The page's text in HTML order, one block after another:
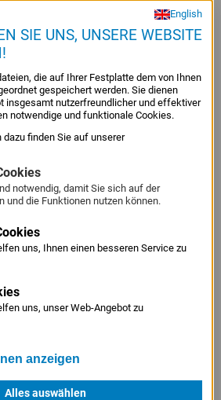
Nebenerwerbslandwirte. Geblieben
zu Beginn der 1960er-Jahre ein
dem Konkurrenten Mercedes-Benz,
in der Zahl der ausgelieferten
überflügelte. Die Maxime der
ist es seitdem, den
treffen und gleichzeitig in die
1991 wurde mit dem E1 ein
vorgestellt. Und mit dem ab 2013
dem spektakulären Plug-in-
Ende 2021 wird BMW mit dem
i4 in die vollelektronische Zukunft
English
SIE UNS, UNSERE WEBSITE
die auf Ihrer Festplatte dem von Ihnen
gespeichert werden. Sie dienen
insgesamt nutzerfreundlicher und effektiver
notwendige und funktionale Cookies.
finden Sie auf unserer
notwendig, damit Sie sich auf der
und die Funktionen nutzen können.
uns, Ihnen einen besseren Service zu
uns, unser Web-Angebot zu
anzeigen
Alles auswählen